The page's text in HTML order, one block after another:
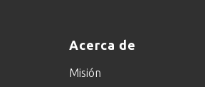
Acerca de
Misión